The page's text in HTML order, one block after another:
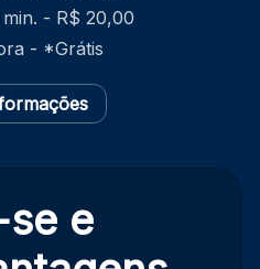
- R$ 20,00
- *Grátis
e